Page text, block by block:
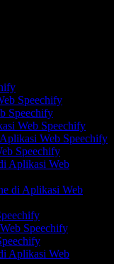
Speechify
Speechify
Web Speechify
Web Speechify
Speechify
Aplikasi Web
di Aplikasi Web
Speechify
Aplikasi Web